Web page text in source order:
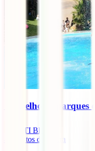
Os melhores
IATI Blog
minutos de leitura